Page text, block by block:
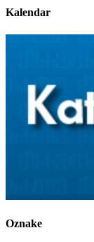
Kalendar
Oznake